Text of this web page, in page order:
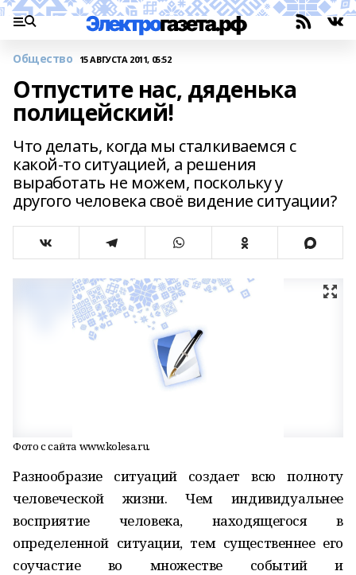
Общество 15 АВГУСТА 2011, 05:52
Отпустите нас, дяденька
полицейский!
Что делать, когда мы сталкиваемся с
какой-то ситуацией, а решения
выработать не можем, поскольку у
другого человека своё видение ситуации?
Фото с сайта www.kolesa.ru.
Разнообразие ситуаций создает всю полноту
человеческой жизни. Чем индивидуальнее
восприятие человека, находящегося в
определенной ситуации, тем существеннее его
соучастие во множестве событий и